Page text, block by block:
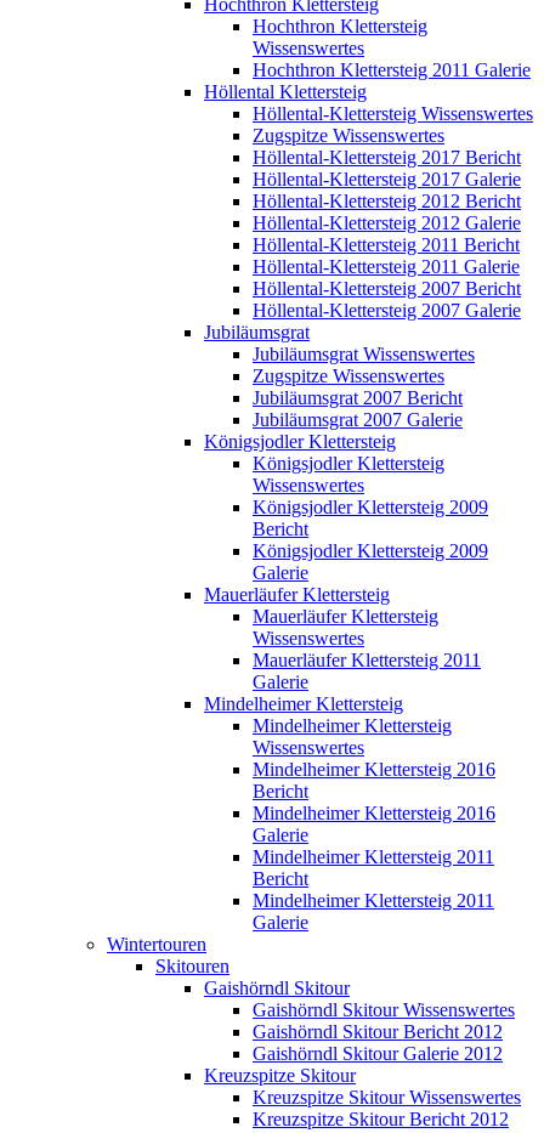
Hochthron Klettersteig
Hochthron Klettersteig
Wissenswertes
Hochthron Klettersteig 2011 Galerie
Höllental Klettersteig
Höllental-Klettersteig Wissenswertes
Zugspitze Wissenswertes
Höllental-Klettersteig 2017 Bericht
Höllental-Klettersteig 2017 Galerie
Höllental-Klettersteig 2012 Bericht
Höllental-Klettersteig 2012 Galerie
Höllental-Klettersteig 2011 Bericht
Höllental-Klettersteig 2011 Galerie
Höllental-Klettersteig 2007 Bericht
Höllental-Klettersteig 2007 Galerie
Jubiläumsgrat
Jubiläumsgrat Wissenswertes
Zugspitze Wissenswertes
Jubiläumsgrat 2007 Bericht
Jubiläumsgrat 2007 Galerie
Königsjodler Klettersteig
Königsjodler Klettersteig
Wissenswertes
Königsjodler Klettersteig 2009
Bericht
Königsjodler Klettersteig 2009
Galerie
Mauerläufer Klettersteig
Mauerläufer Klettersteig
Wissenswertes
Mauerläufer Klettersteig 2011
Galerie
Mindelheimer Klettersteig
Mindelheimer Klettersteig
Wissenswertes
Mindelheimer Klettersteig 2016
Bericht
Mindelheimer Klettersteig 2016
Galerie
Mindelheimer Klettersteig 2011
Bericht
Mindelheimer Klettersteig 2011
Galerie
Wintertouren
Skitouren
Gaishörndl Skitour
Gaishörndl Skitour Wissenswertes
Gaishörndl Skitour Bericht 2012
Gaishörndl Skitour Galerie 2012
Kreuzspitze Skitour
Kreuzspitze Skitour Wissenswertes
Kreuzspitze Skitour Bericht 2012